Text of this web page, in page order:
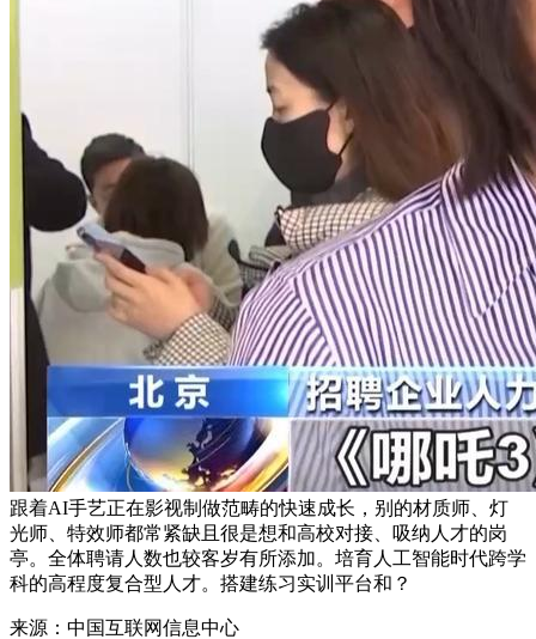
跟着AI手艺正在影视制做范畴的快速成长，别的材质师、灯
光师、特效师都常紧缺且很是想和高校对接、吸纳人才的岗
亭。全体聘请人数也较客岁有所添加。培育人工智能时代跨学
科的高程度复合型人才。搭建练习实训平台和？
来源：中国互联网信息中心